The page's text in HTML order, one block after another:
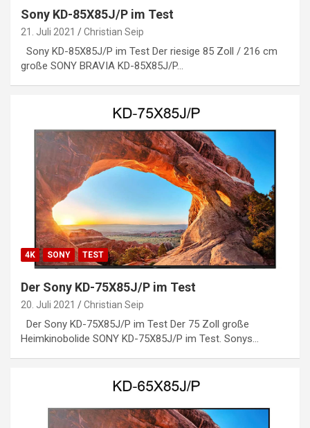
Sony KD-85X85J/P im Test
21. Juli 2021 Christian Seip
Sony KD-85X85J/P im Test Der riesige 85 Zoll / 216 cm
große SONY BRAVIA KD-85X85J/P…
4K SONY TEST
Der Sony KD-75X85J/P im Test
20. Juli 2021 Christian Seip
Der Sony KD-75X85J/P im Test Der 75 Zoll große
Heimkinobolide SONY KD-75X85J/P im Test. Sonys…